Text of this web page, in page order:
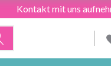
Kontakt mit uns